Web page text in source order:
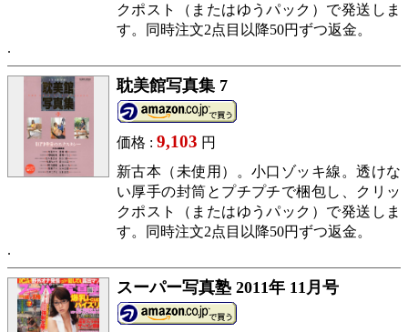
クポスト（またはゆうパック）で発送しま
す。同時注文2点目以降50円ずつ返金。
耽美館写真集 7
価格 : 9,103 円
新古本（未使用）。小口ゾッキ線。透けな
い厚手の封筒とプチプチで梱包し、クリッ
クポスト（またはゆうパック）で発送しま
す。同時注文2点目以降50円ずつ返金。
スーパー写真塾 2011年 11月号